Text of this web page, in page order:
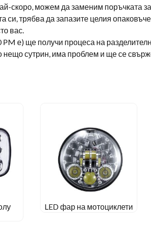
скоро, можем да заменим поръчката
си, трябва да запазите целия
вас.
е) ще получи процеса на
нещо сутрин, има проблем и ще се
LED фар на мотоциклети